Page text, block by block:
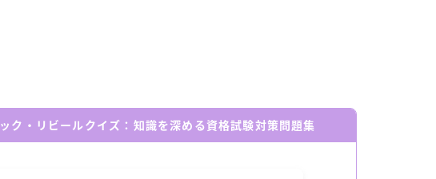
ク・リビールクイズ：知識を深める資格試験対策問題集